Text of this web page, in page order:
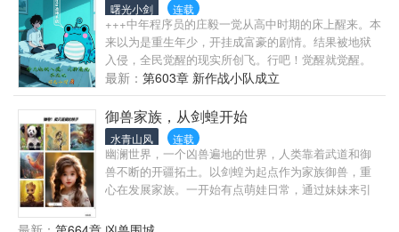
曙光小剑 连载
+++中年程序员的庄毅一觉从高中时期的床上醒来。本
来以为是重生年少，开挂成富豪的剧情。结果被地狱
入侵，全民觉醒的现实所创飞。行吧！觉醒就觉醒。
谁还不是个天才觉醒者了。不是！！觉醒成残缺职业
什么鬼！还好还好，有个系统！等会儿！！！暗黑背
景的世界，你来个Dota的系统？还让我成为职业选
手？当上世界冠军？这剧情不对吧？
最新： 第603章 新作战小队成立
御兽家族，从剑蝗开始
水青山风 连载
幽澜世界，一个凶兽遍地的世界，人类靠着武道和御
兽不断的开疆拓土。以剑蝗为起点作为家族御兽，重
心在发展家族。一开始有点萌娃日常，通过妹妹来引
少，会简单刻画家族其他人的形象。各位大大请有爱